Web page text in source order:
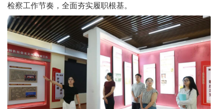
检察工作节奏，全面夯实履职根基。